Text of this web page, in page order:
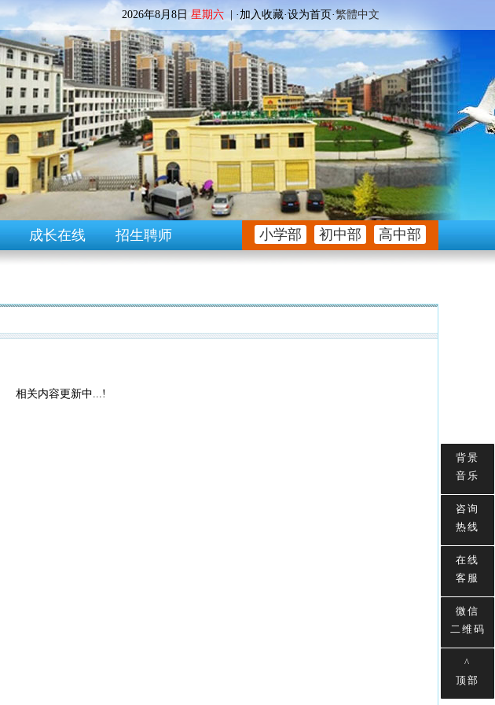
2026年8月8日 星期六 | ·加入收藏·设为首页·繁體中文
成长在线 招生聘师 小学部 初中部 高中部
相关内容更新中...!
背景
音乐
咨询
热线
在线
客服
微信
二维码
^
顶部